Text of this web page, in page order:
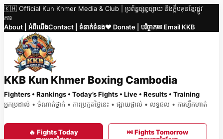
Skip
to
content
🇰🇭 Official Kun Khmer Media & Club | ប្រព័ន្ធផ្សព្វផ្សាយ និងក្លឹបគុនខ្មែរផ្លូវ
ការ
About | អំពីយើងContact | ទំនាក់ទំនង❤️ Donate | បរិច្ចាគ✉ Email KKB
KKB Kun Khmer Boxing Cambodia
Fighters • Rankings • Today’s Fights • Live • Results • Training
អ្នកប្រដាល់ • ចំណាត់ថ្នាក់ • ការប្រកួតថ្ងៃនេះ • ផ្សាយផ្ទាល់ • លទ្ធផល • ការហ្វឹកហាត់
🔥 Fights Today
⏭ Fights Tomorrow